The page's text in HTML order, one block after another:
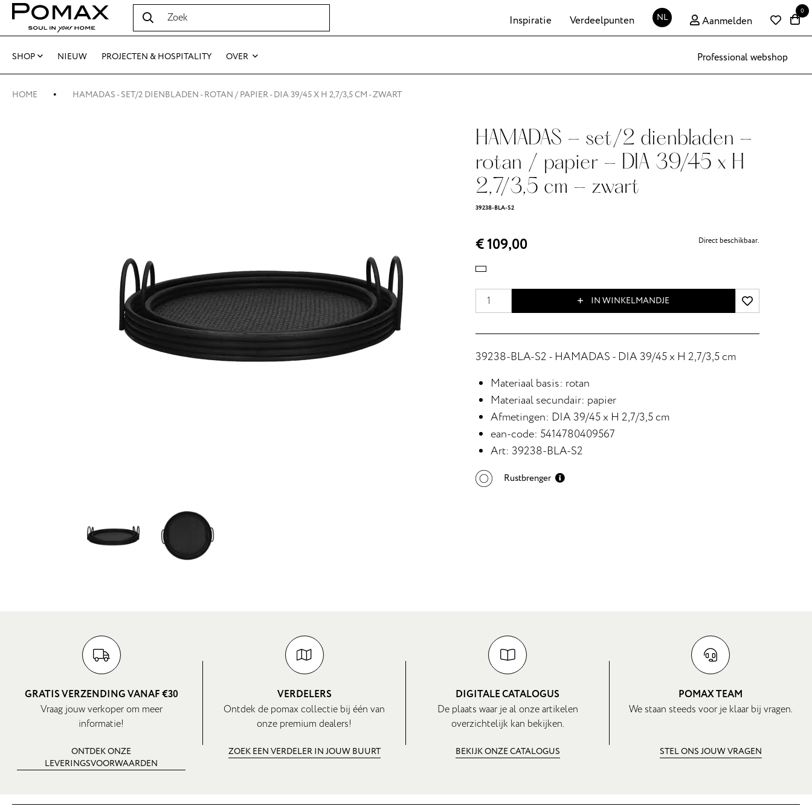
Inspiratie Verdeelpunten NL Aanmelden
0
SHOP NIEUW PROJECTEN & HOSPITALITY OVER Professional webshop
HOME HAMADAS - SET/2 DIENBLADEN - ROTAN / PAPIER - DIA 39/45 X H 2,7/3,5 CM - ZWART
HAMADAS - set/2 dienbladen -
rotan / papier - DIA 39/45 x H
2,7/3,5 cm - zwart
39238-BLA-S2
€ 109,00 Direct beschikbaar.
IN WINKELMANDJE
39238-BLA-S2 - HAMADAS - DIA 39/45 x H 2,7/3,5 cm
Materiaal basis: rotan
Materiaal secundair: papier
Afmetingen: DIA 39/45 x H 2,7/3,5 cm
ean-code: 5414780409567
Art: 39238-BLA-S2
Rustbrenger
GRATIS VERZENDING VANAF €30
Vraag jouw verkoper om meer
informatie!
ONTDEK ONZE
LEVERINGSVOORWAARDEN
VERDELERS
Ontdek de pomax collectie bij één van
onze premium dealers!
ZOEK EEN VERDELER IN JOUW BUURT
DIGITALE CATALOGUS
De plaats waar je al onze artikelen
overzichtelijk kan bekijken.
BEKIJK ONZE CATALOGUS
POMAX TEAM
We staan steeds voor je klaar bij vragen.
STEL ONS JOUW VRAGEN